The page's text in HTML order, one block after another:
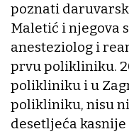
poznati
Maletić i njegova
anesteziolog i
prvu polikliniku.
polikliniku i u
polikliniku, nisu
desetljeća